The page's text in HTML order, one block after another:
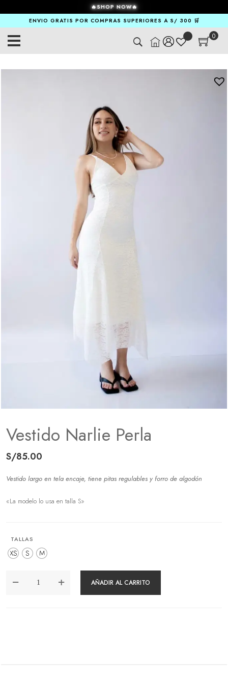
🔥SHOP NOW🔥
ENVIO GRATIS POR COMPRAS SUPERIORES A S/ 300 🛒
0
Vestido Narlie Perla
S/85.00
Vestido largo en tela encaje, tiene pitas regulables y forro de algodón
«La modelo lo usa en talla S»
TALLAS
XS S M
NARLIE
AÑADIR AL CARRITO